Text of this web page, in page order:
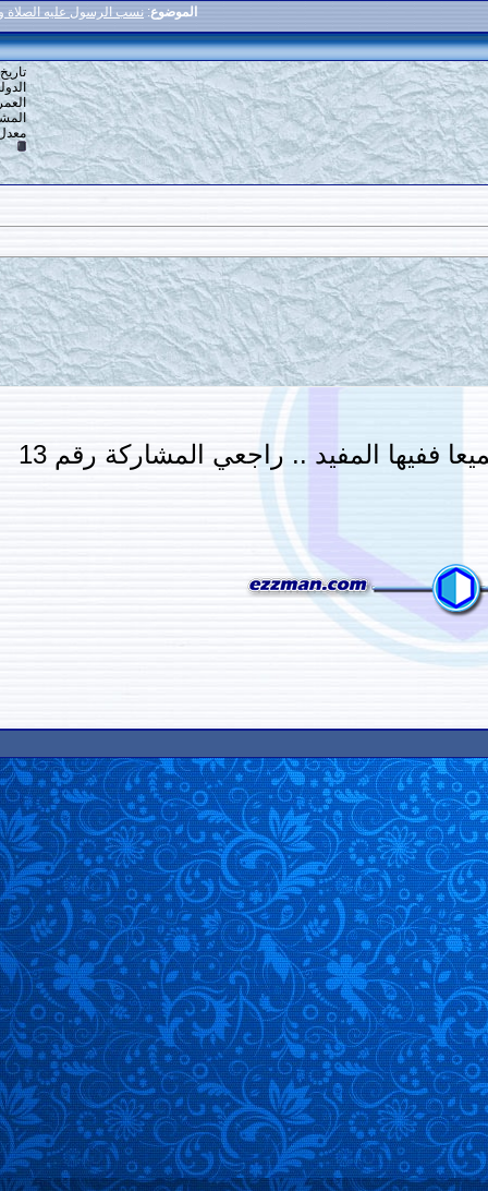
نسب الرسول عليه الصلاة والسلام إلى بني إسرائيل
#
11
تاريخ التسجيل: 16-12-2013
الدولة: القاهرة
العمر: 59
المشاركات: 6,918
معدل تقييم المستوى: 10
.. راجعي المشاركة رقم 13